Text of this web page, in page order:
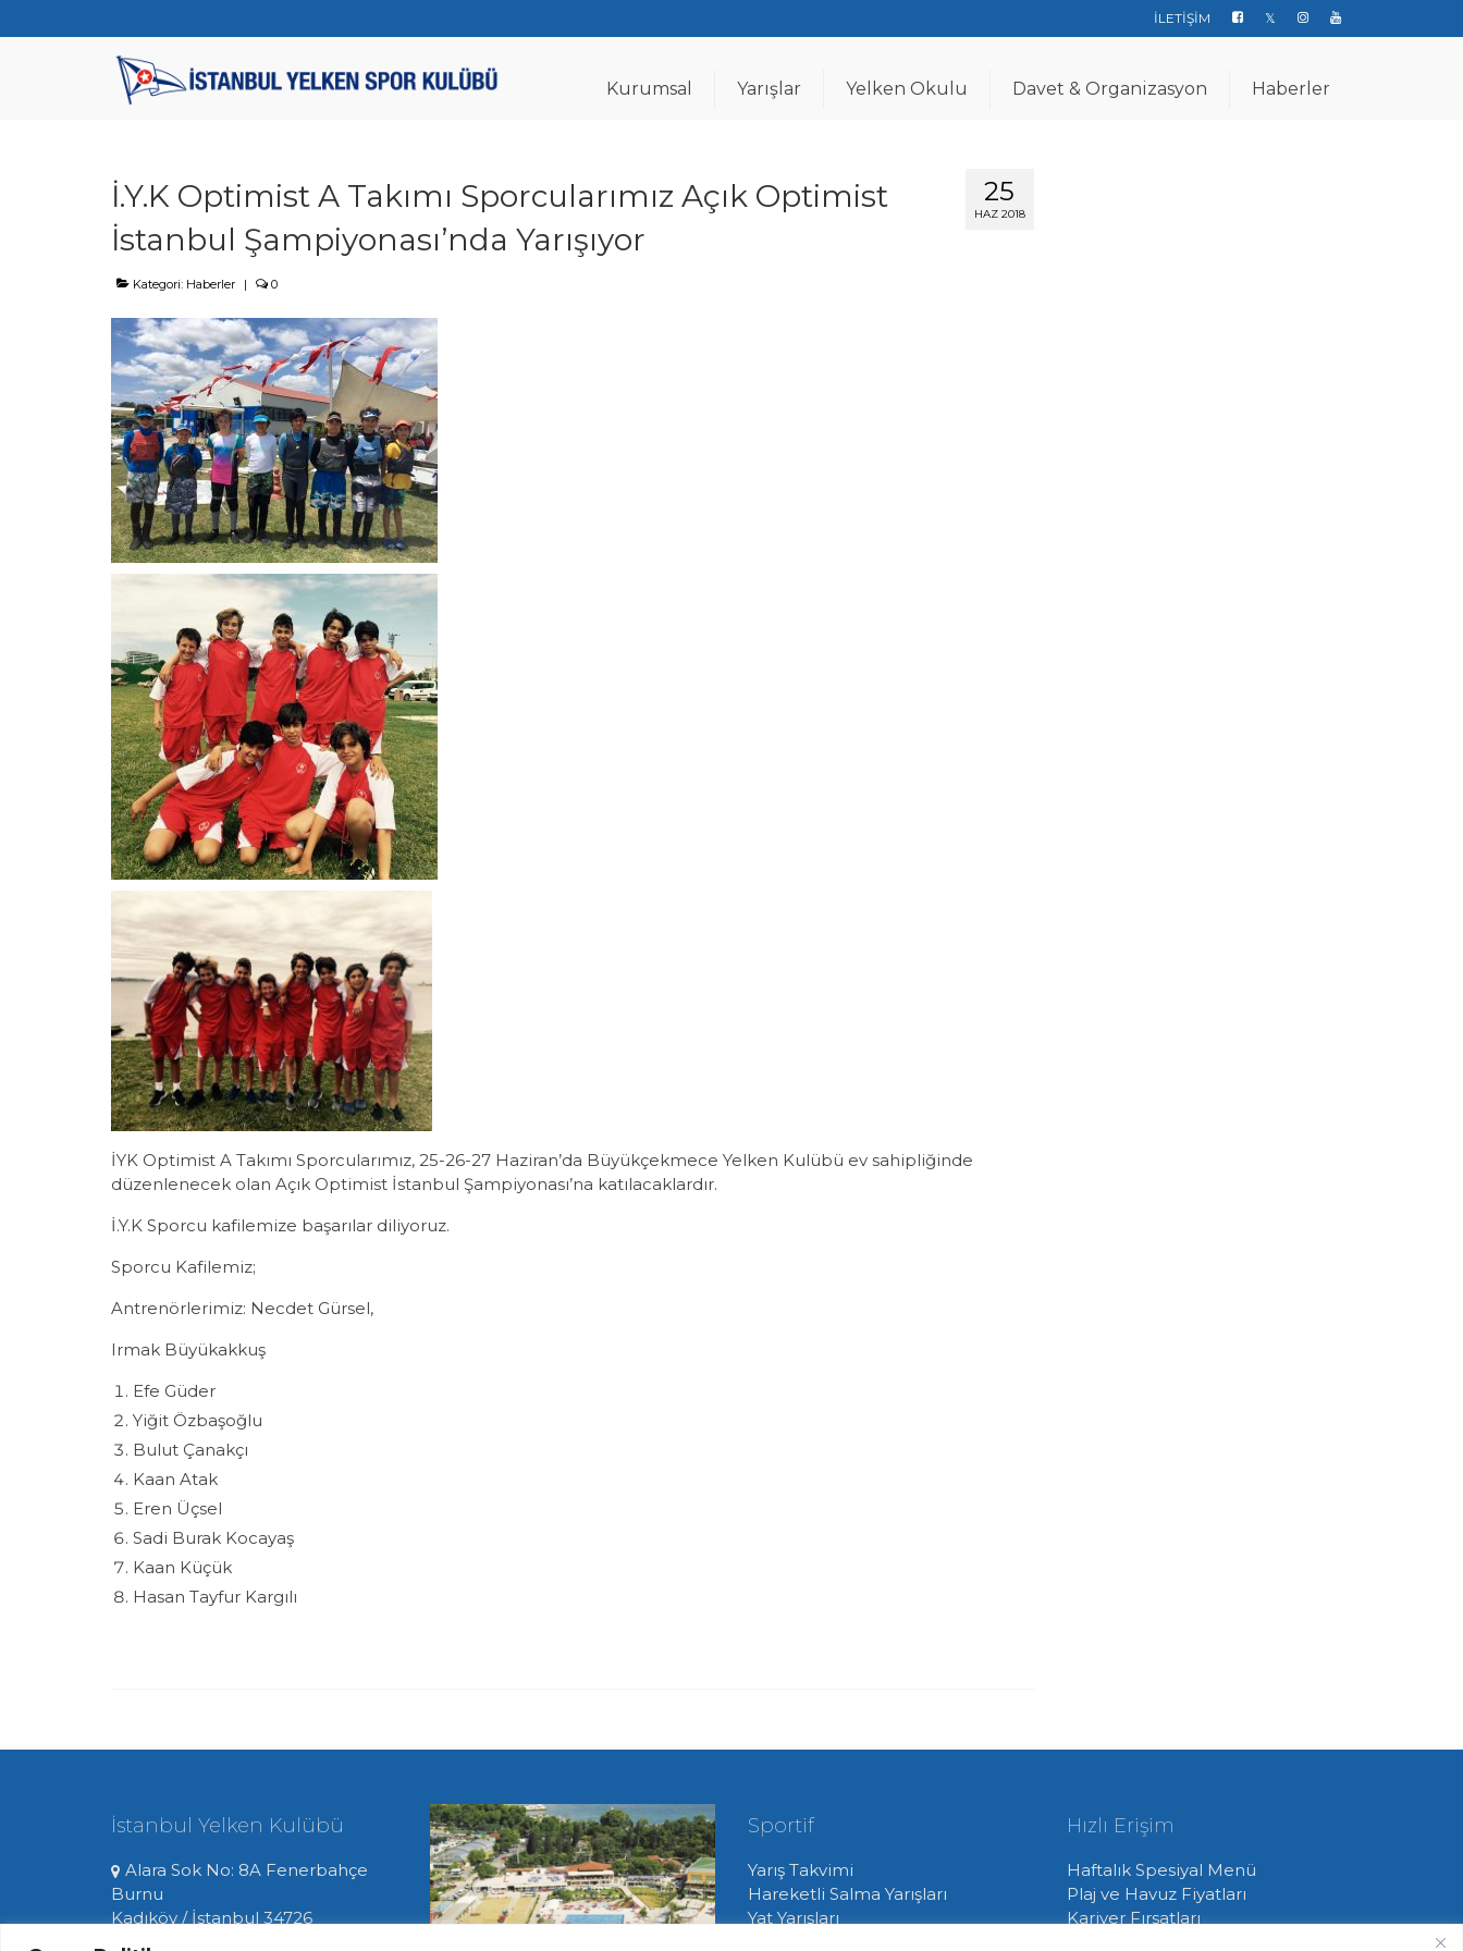
İLETİŞİM
Kurumsal Yarışlar Yelken Okulu Davet & Organizasyon Haberler
25
HAZ 2018
İ.Y.K Optimist A Takımı Sporcularımız Açık Optimist
İstanbul Şampiyonası’nda Yarışıyor
Kategori: Haberler | 0
İYK Optimist A Takımı Sporcularımız, 25-26-27 Haziran’da Büyükçekmece Yelken Kulübü ev sahipliğinde
düzenlenecek olan Açık Optimist İstanbul Şampiyonası’na katılacaklardır.
İ.Y.K Sporcu kafilemize başarılar diliyoruz.
Sporcu Kafilemiz;
Antrenörlerimiz: Necdet Gürsel,
Irmak Büyükakkuş
Efe Güder
Yiğit Özbaşoğlu
Bulut Çanakçı
Kaan Atak
Eren Üçsel
Sadi Burak Kocayaş
Kaan Küçük
Hasan Tayfur Kargılı
İstanbul Yelken Kulübü
Alara Sok No: 8A Fenerbahçe
Burnu
Kadıköy / İstanbul 34726
Sportif
Yarış Takvimi
Hareketli Salma Yarışları
Yat Yarışları
Hızlı Erişim
Haftalık Spesiyal Menü
Plaj ve Havuz Fiyatları
Kariyer Fırsatları